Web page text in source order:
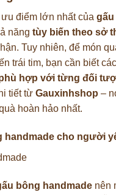
điểm lớn nhất của gấu
năng tùy biến theo sở
Tuy nhiên, để món
trái tim, bạn cần biết
hợp với từng đối
tiết từ Gauxinhshop –
hoàn hảo nhất.
handmade cho người
bông handmade nên